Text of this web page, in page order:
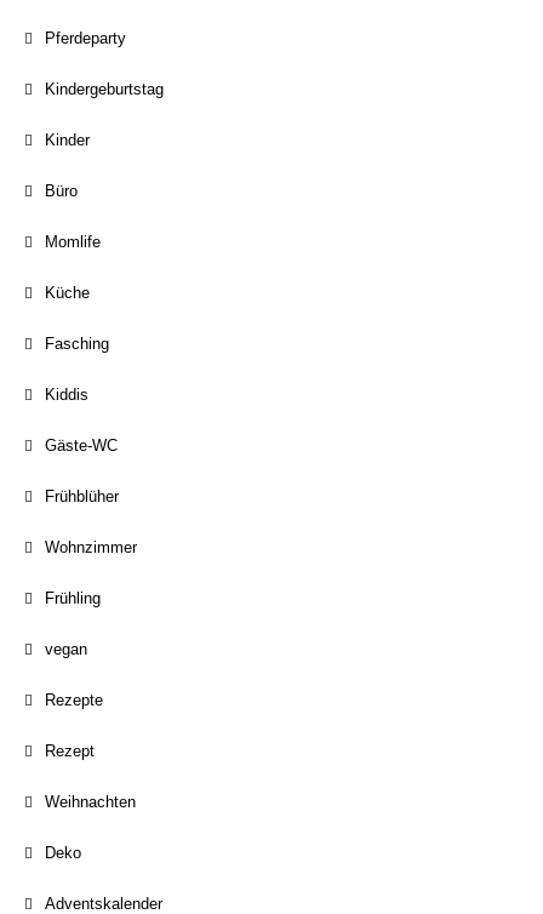
Pferdeparty
Kindergeburtstag
Kinder
Büro
Momlife
Küche
Fasching
Kiddis
Gäste-WC
Frühblüher
Wohnzimmer
Frühling
vegan
Rezepte
Rezept
Weihnachten
Deko
Adventskalender